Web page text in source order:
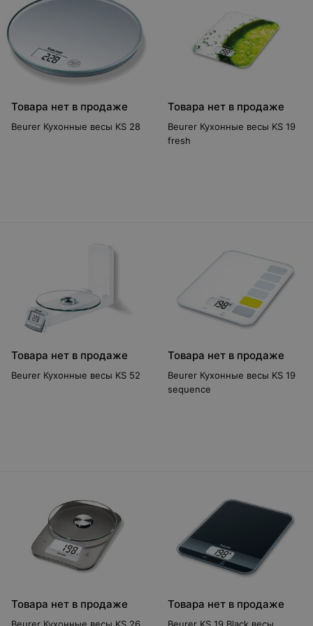
Товара нет в продаже
Beurer Кухонные весы KS 28
Товара нет в продаже
Beurer Кухонные весы KS 19
fresh
Товара нет в продаже
Beurer Кухонные весы KS 52
Товара нет в продаже
Beurer Кухонные весы KS 19
sequence
Товара нет в продаже Товара нет в продаже